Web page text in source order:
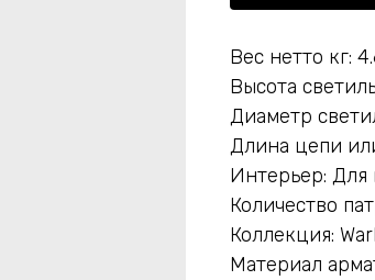
Вес нетто кг:
Высота
Диаметр
Длина цепи
Интерьер: Для
Количество
Коллекция:
Материал